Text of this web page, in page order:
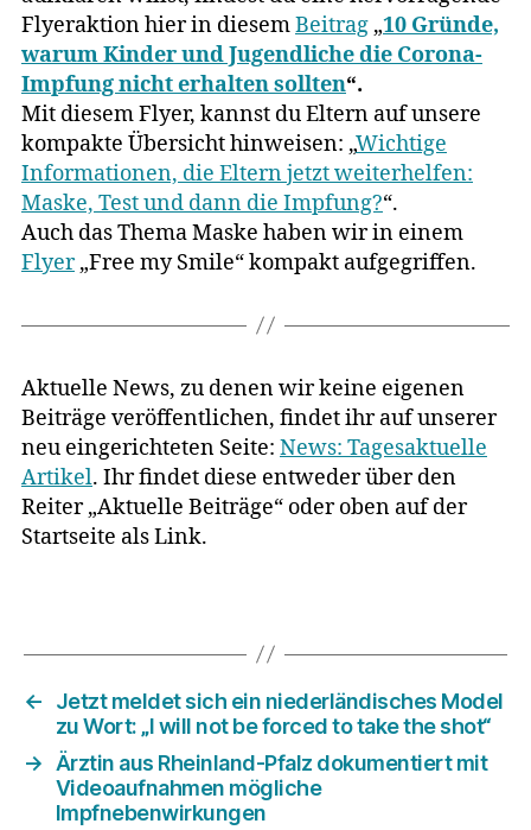
Flyeraktion hier in diesemBeitrag „10 Gründe,
warum Kinder und Jugendliche die Corona-
Impfung nicht erhalten sollten“.
Mit diesem Flyer, kannst du Eltern auf unsere
kompakte Übersicht hinweisen: „Wichtige
Informationen, die Eltern jetzt weiterhelfen:
Maske, Test und dann die Impfung?“.
Auch das Thema Maske haben wir in einem
Flyer„Free my Smile“ kompakt aufgegriffen.
Aktuelle News, zu denen wir keine eigenen
Beiträge veröffentlichen, findet ihr auf unserer
neu eingerichteten Seite: News: Tagesaktuelle
Artikel. Ihr findet diese entweder über den
Reiter „Aktuelle Beiträge“ oder oben auf der
Startseite als Link.
←
Jetzt meldet sich ein niederländisches Model
zu Wort: „I will not be forced to take the shot“
→
Ärztin aus Rheinland-Pfalz dokumentiert mit
Videoaufnahmen mögliche
Impfnebenwirkungen